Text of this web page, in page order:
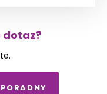
dotaz?